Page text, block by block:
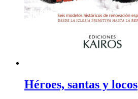
Héroes, santas y locos